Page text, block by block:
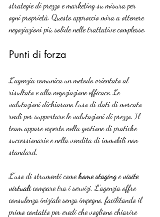
strategie di prezzo e marketing su misura per
ogni proprietà. Questo approccio mira a ottenere
negoziazioni più solide nelle trattative complesse.
Punti di forza
L’agenzia comunica un metodo orientato al
risultato e alla negoziazione efficace. Le
valutazioni dichiarano l’uso di dati di mercato
reali per supportare le valutazioni di prezzo. Il
team appare esperto nella gestione di pratiche
successionarie e nella vendita di immobili non
standard.
L’uso di strumenti come home staging e visite
virtuali compare tra i servizi. L’agenzia offre
consulenza iniziale senza impegno, facilitando il
primo contatto per eredi che vogliono chiarire